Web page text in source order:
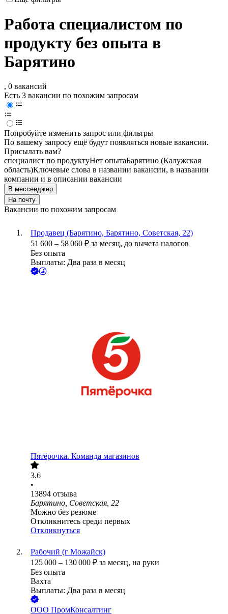
Работа специалистом по
продукту без опыта в
Барятино
, 0 вакансий
Есть 3 вакансии по похожим запросам
Попробуйте изменить запрос или фильтры
По вашему запросу ещё будут появляться новые вакансии.
Присылать вам?
специалист по продуктуНет опытаБарятино (Калужская
область)Ключевые слова в названии вакансии, в названии
компании и в описании вакансии
В мессенджер
На почту
Вакансии по похожим запросам
Продавец (Барятино, Барятино, Советская, 22)
51 600 – 58 060 ₽ за месяц, до вычета налогов
Без опыта
Выплаты: Два раза в месяц
Пятёрочка. Команда магазинов
3.6
•
13894 отзыва
Барятино, Советская, 22
Можно без резюме
Откликнитесь среди первых
Откликнуться
Рабочий (г Можайск)
125 000 – 130 000 ₽ за месяц, на руки
Без опыта
Вахта
Выплаты: Два раза в месяц
ООО ПромКонсалтинг